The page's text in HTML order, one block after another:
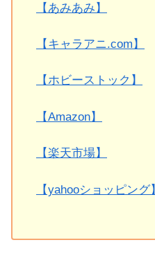
【あみあみ】
【キャラアニ.com】
【ホビーストック】
【Amazon】
【楽天市場】
【yahooショッピング】